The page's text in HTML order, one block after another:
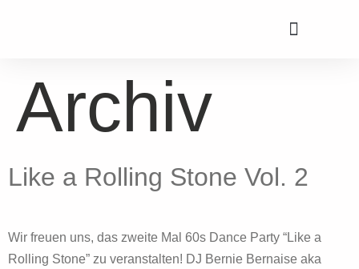
Archiv
Like a Rolling Stone Vol. 2
Wir freuen uns, das zweite Mal 60s Dance Party “Like a
Rolling Stone” zu veranstalten! DJ Bernie Bernaise aka